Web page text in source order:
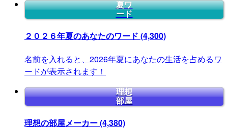
夏ワ
ード
２０２６年夏のあなたのワード (4,300)
名前を入れると、2026年夏にあなたの生活を占めるワ
ードが表示されます！
理想
部屋
理想の部屋メーカー(4,380)